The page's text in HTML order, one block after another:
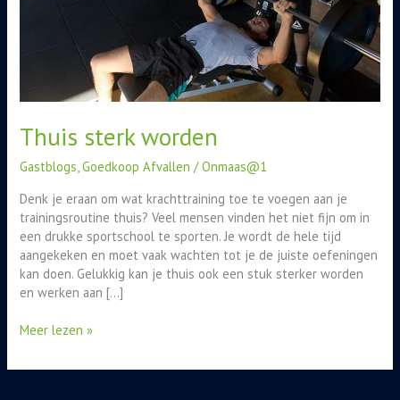
Thuis sterk worden
Gastblogs,Goedkoop Afvallen /Onmaas@1
Denk je eraan om wat krachttraining toe te voegen aan je
trainingsroutine thuis? Veel mensen vinden het niet fijn om in
een drukke sportschool te sporten. Je wordt de hele tijd
aangekeken en moet vaak wachten tot je de juiste oefeningen
kan doen. Gelukkig kan je thuis ook een stuk sterker worden
en werken aan […]
Meer lezen »